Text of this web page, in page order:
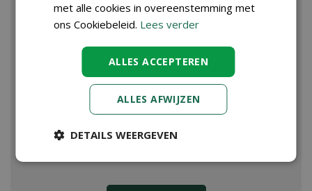
met alle cookies in overeenstemming met
ons Cookiebeleid. Lees verder
ALLES ACCEPTEREN
ALLES AFWIJZEN
DETAILS WEERGEVEN